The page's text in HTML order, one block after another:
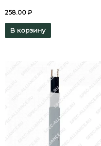
258.00 ₽
В корзину